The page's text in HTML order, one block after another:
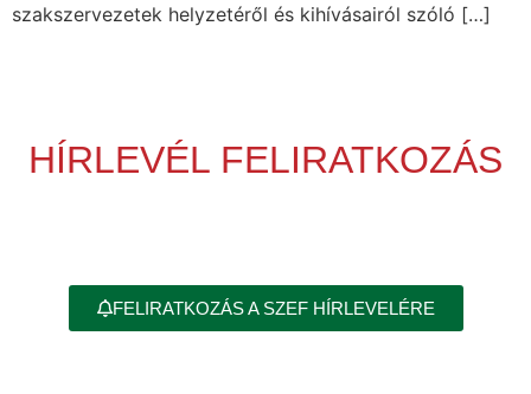
szakszervezetek helyzetéről és kihívásairól szóló […]
HÍRLEVÉL FELIRATKOZÁS
FELIRATKOZÁS A SZEF HÍRLEVELÉRE